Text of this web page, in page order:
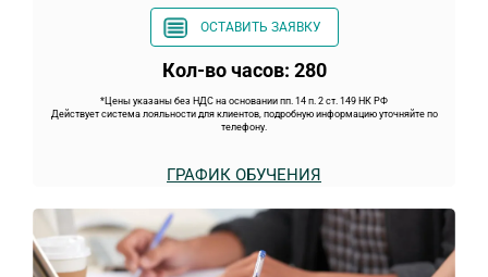
ОСТАВИТЬ ЗАЯВКУ
Кол-во часов: 280
*Цены указаны без НДС на основании пп. 14 п. 2 ст. 149 НК РФ
Действует система лояльности для клиентов, подробную информацию уточняйте по
телефону.
ГРАФИК ОБУЧЕНИЯ